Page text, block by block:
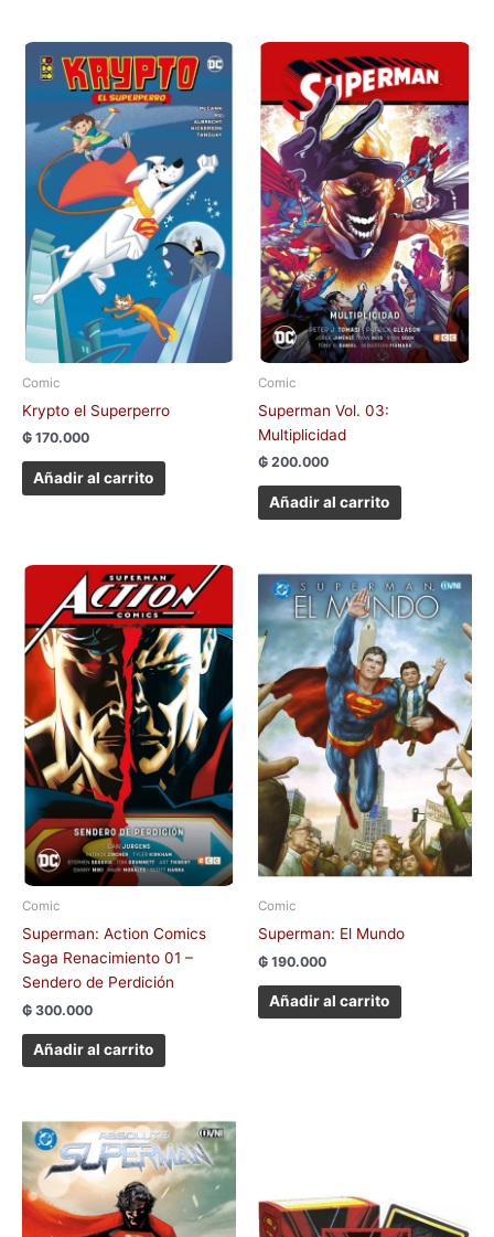
Comic
Krypto el Superperro
₲ 170.000
Añadir al carrito
Comic
Superman Vol. 03:
Multiplicidad
₲ 200.000
Añadir al carrito
Comic
Superman: Action Comics
Saga Renacimiento 01 –
Sendero de Perdición
₲ 300.000
Añadir al carrito
Comic
Superman: El Mundo
₲ 190.000
Añadir al carrito